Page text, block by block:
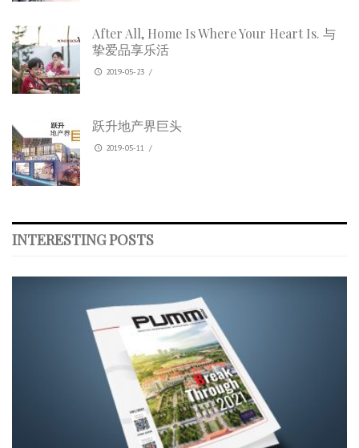
After All, Home Is Where Your Heart Is. 与
挚爱品享乐活
2019-05-23 /
跃升地产界巨头
2019-05-11 /
INTERESTING POSTS